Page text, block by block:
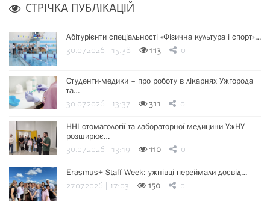
СТРІЧКА ПУБЛІКАЦІЙ
Абітурієнти спеціальності «Фізична культура і спорт»…
30.07.2026 | 15:38 113 0
Студенти-медики – про роботу в лікарнях Ужгорода
та…
30.07.2026 | 13:37 311 0
ННІ стоматології та лабораторної медицини УжНУ
розширює…
30.07.2026 | 13:19 110 0
Erasmus+ Staff Week: ужнівці переймали досвід…
27.07.2026 | 17:03 150 0